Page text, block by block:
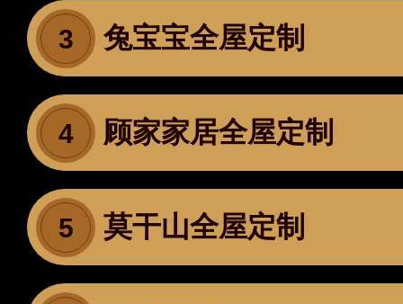
3 兔宝宝全屋定制
4 顾家家居全屋定制
5 莫干山全屋定制